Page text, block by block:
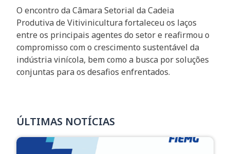
O encontro da Câmara Setorial da Cadeia
Produtiva de Vitivinicultura fortaleceu os laços
entre os principais agentes do setor e reafirmou o
compromisso com o crescimento sustentável da
indústria vinícola, bem como a busca por soluções
conjuntas para os desafios enfrentados.
ÚLTIMAS NOTÍCIAS